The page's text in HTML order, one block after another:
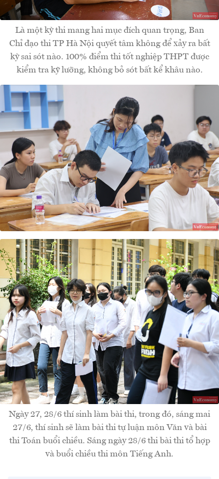
Là một kỳ thi mang hai mục đích quan trọng, Ban
Chỉ đạo thi TP Hà Nội quyết tâm không để xảy ra bất
kỳ sai sót nào. 100% điểm thi tốt nghiệp THPT được
kiểm tra kỹ lưỡng, không bỏ sót bất kể khâu nào.
Ngày 27, 28/6 thí sinh làm bài thi, trong đó, sáng mai
27/6, thí sinh sẽ làm bài thi tự luận môn Văn và bài
thi Toán buổi chiều. Sáng ngày 28/6 thi bài thi tổ hợp
và buổi chiều thi môn Tiếng Anh.